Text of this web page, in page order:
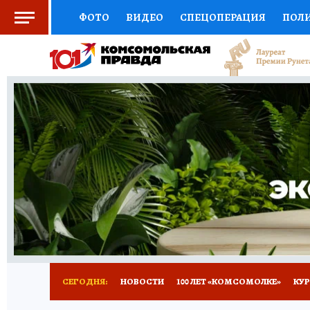
ФОТО ВИДЕО СПЕЦОПЕРАЦИЯ
СОЦПОДДЕРЖКА НАУКА СПОРТ
ВЫБОР ЭКСПЕРТОВ ДОКТОР
КНИЖНАЯ ПОЛКА ПРОГНОЗЫ НА СПОРТ
ПРЕСС-ЦЕНТР НЕДВИЖИМОСТЬ
ВСЕ О КП РАДИО КП ТЕСТЫ НОВОЕ
СЕГОДНЯ: НОВОСТИ 100 ЛЕТ «КОМСОМОЛКЕ»